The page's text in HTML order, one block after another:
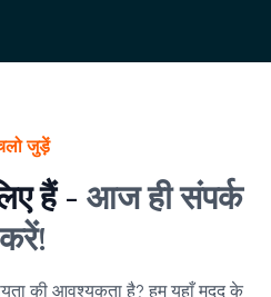
जुड़ें
हैं - आज ही संपर्क
की आवश्यकता है? हम यहाँ मदद के